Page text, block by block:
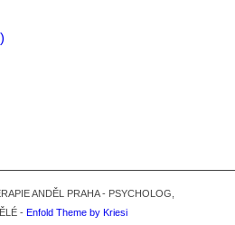
ANDĚL PRAHA - PSYCHOLOG,
- Enfold Theme by Kriesi